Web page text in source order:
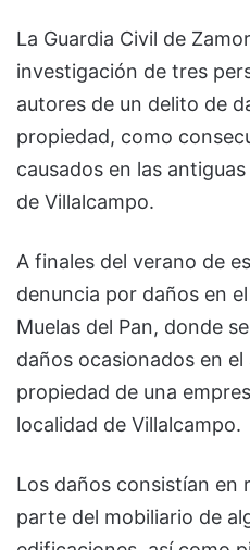
La Guardia Civil de
investigación de tres
autores de un delito de
propiedad, como
causados en las
de Villalcampo.
A finales del verano de
denuncia por daños en
Muelas del Pan, donde
daños ocasionados en
propiedad de una
localidad de Villalcampo.
Los daños consistían en
parte del mobiliario de